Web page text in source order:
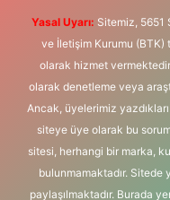
Yasal Uyarı: Sitemiz, 5651
ve İletişim Kurumu (BTK)
olarak hizmet
olarak denetleme veya
Ancak, üyelerimiz
siteye üye olarak bu
sitesi, herhangi bir marka,
bulunmamaktadır. Sitede
paylaşılmaktadır. Burada